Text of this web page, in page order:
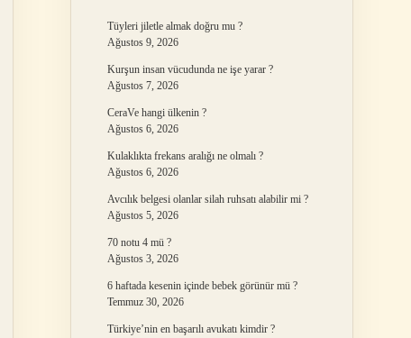
Tüyleri jiletle almak doğru mu ?
Ağustos 9, 2026
Kurşun insan vücudunda ne işe yarar ?
Ağustos 7, 2026
CeraVe hangi ülkenin ?
Ağustos 6, 2026
Kulaklıkta frekans aralığı ne olmalı ?
Ağustos 6, 2026
Avcılık belgesi olanlar silah ruhsatı alabilir mi ?
Ağustos 5, 2026
70 notu 4 mü ?
Ağustos 3, 2026
6 haftada kesenin içinde bebek görünür mü ?
Temmuz 30, 2026
Türkiye’nin en başarılı avukatı kimdir ?